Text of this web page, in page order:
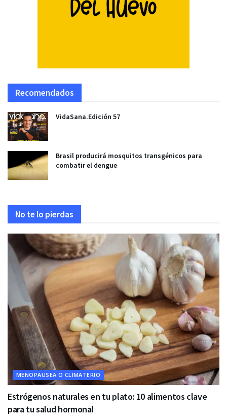
Recomendados
VidaSana.Edición 57
Brasil producirá mosquitos transgénicos para
combatir el dengue
No te lo pierdas
MENOPAUSEA O CLIMATERIO
Estrógenos naturales en tu plato: 10 alimentos clave
para tu salud hormonal